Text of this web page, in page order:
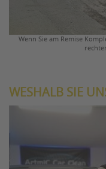
Wenn Sie am Remise
WESHALB SIE